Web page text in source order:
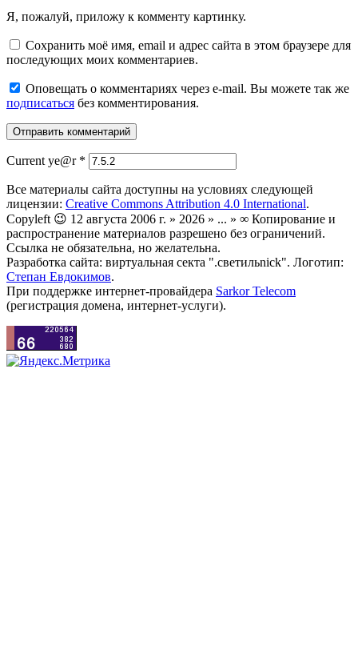
Я, пожалуй, приложу к комменту картинку.
Сохранить моё имя, email и адрес сайта в этом браузере для
последующих моих комментариев.
Оповещать о комментариях через e-mail. Вы можете так же
подписаться без комментирования.
Current ye@r *
Все материалы сайта доступны на условиях следующей
лицензии: Creative Commons Attribution 4.0 International.
Copyleft 😉 12 августа 2006 г. » 2026 » ... » ∞ Копирование и
распространение материалов разрешено без ограничений.
Ссылка не обязательна, но желательна.
Разработка сайта: виртуальная секта ".светильnick". Логотип:
Степан Евдокимов.
При поддержке интернет-провайдера Sarkor Telecom
(регистрация домена, интернет-услуги).